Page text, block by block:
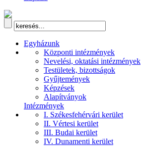
Egyházunk
Központi intézmények
Nevelési, oktatási intézmények
Testületek, bizottságok
Gyűjtemények
Képzések
Alapítványok
Intézmények
I. Székesfehérvári kerület
II. Vértesi kerület
III. Budai kerület
IV. Dunamenti kerület